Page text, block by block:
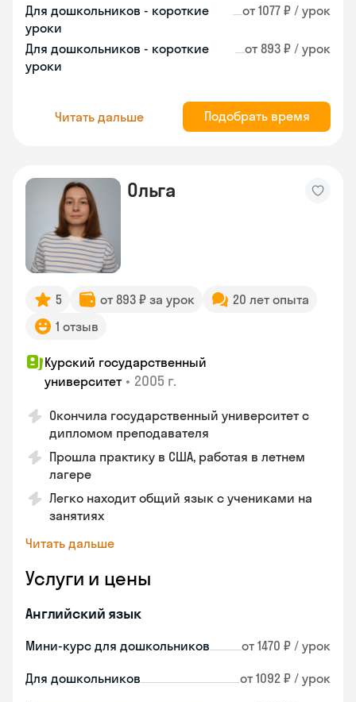
Для дошкольников - короткие
уроки
от 1077 ₽ / урок
Для дошкольников - короткие
уроки
от 893 ₽ / урок
Читать дальше Подобрать время
Ольга
5 от 893 ₽ за урок
20 лет опыта
1 отзыв
Курский государственный
университет • 2005 г.
Окончила государственный университет с
дипломом преподавателя
Прошла практику в США, работая в летнем
лагере
Легко находит общий язык с учениками на
занятиях
Читать дальше
Услуги и цены
Английский язык
Мини-курс для дошкольников от 1470 ₽ / урок
Для дошкольников от 1092 ₽ / урок